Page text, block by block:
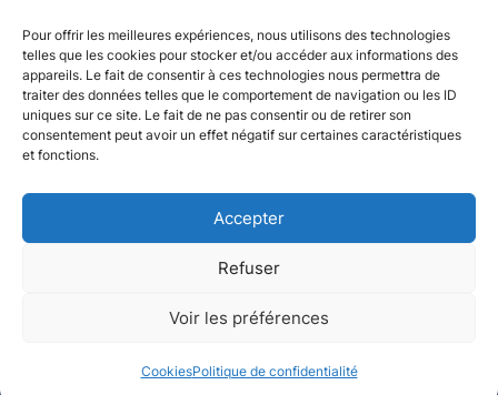
Pour offrir les meilleures expériences, nous utilisons des technologies
telles que les cookies pour stocker et/ou accéder aux informations des
appareils. Le fait de consentir à ces technologies nous permettra de
traiter des données telles que le comportement de navigation ou les ID
uniques sur ce site. Le fait de ne pas consentir ou de retirer son
consentement peut avoir un effet négatif sur certaines caractéristiques
et fonctions.
Accepter
Refuser
Voir les préférences
CookiesPolitique de confidentialité
Conception et réalisation :Plate